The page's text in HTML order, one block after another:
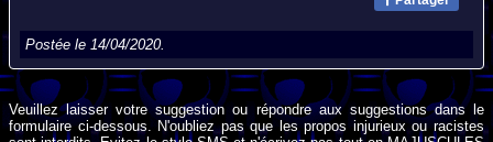
Postée le 14/04/2020.
Veuillez laisser votre suggestion ou répondre aux suggestions dans le
formulaire ci-dessous. N'oubliez pas que les propos injurieux ou racistes